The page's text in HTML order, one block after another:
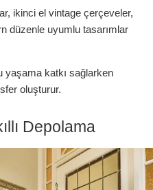
ikinci el vintage çerçeveler,
düzenle uyumlu tasarımlar
yaşama katkı sağlarken
oluşturur.
Depolama